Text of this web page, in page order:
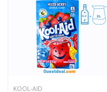
KOOL-AID